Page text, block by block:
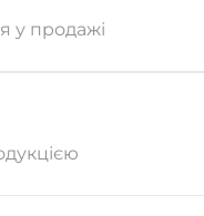
у продажі